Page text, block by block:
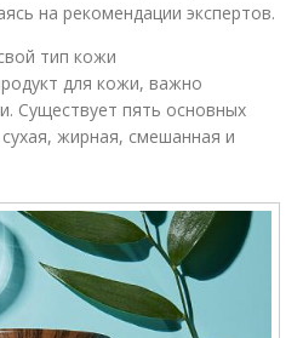
на рекомендации экспертов.
тип кожи
для кожи, важно
Существует пять основных
жирная, смешанная и